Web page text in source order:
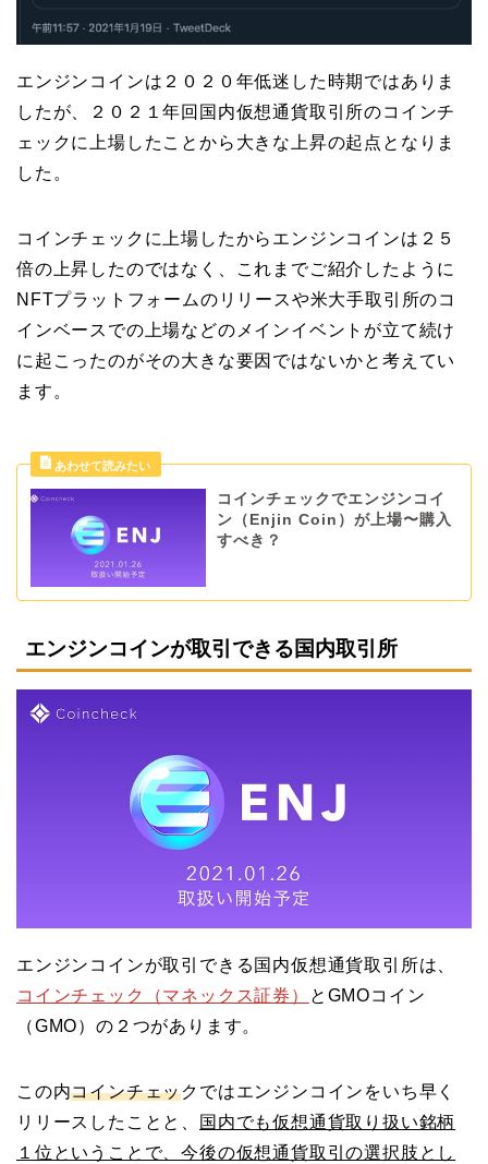
エンジンコインは２０２０年低迷した時期ではありま
したが、２０２１年回国内仮想通貨取引所のコインチ
ェックに上場したことから大きな上昇の起点となりま
した。
コインチェックに上場したからエンジンコインは２５
倍の上昇したのではなく、これまでご紹介したように
NFTプラットフォームのリリースや米大手取引所のコ
インベースでの上場などのメインイベントが立て続け
に起こったのがその大きな要因ではないかと考えてい
ます。
コインチェックでエンジンコイ
ン（Enjin Coin）が上場〜購入
すべき？
エンジンコインが取引できる国内取引所
エンジンコインが取引できる国内仮想通貨取引所は、
コインチェック（マネックス証券）
とGMOコイン
（GMO）の２つがあります。
この内コインチェックではエンジンコインをいち早く
リリースしたことと、
国内でも仮想通貨取り扱い銘柄
１位ということで、今後の仮想通貨取引の選択肢とし